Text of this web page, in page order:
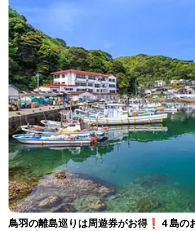
鳥羽の離島巡りは周遊券がお得❗４島の